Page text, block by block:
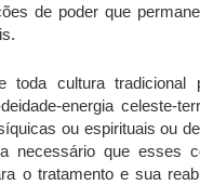
de poder que
toda cultura tradicional
energia celeste-
ou espirituais ou
necessário que esses
o tratamento e sua